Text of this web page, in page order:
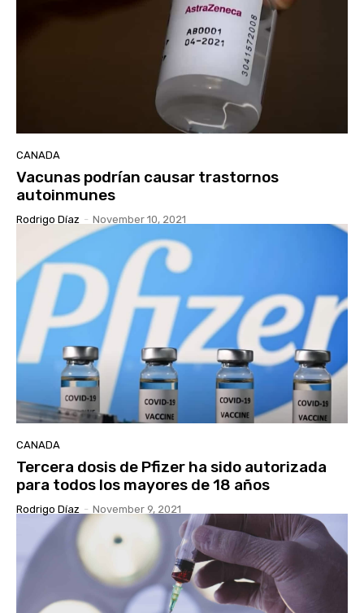
CANADA
Vacunas podrían causar trastornos
autoinmunes
Rodrigo Díaz - November 10, 2021
CANADA
Tercera dosis de Pfizer ha sido autorizada
para todos los mayores de 18 años
Rodrigo Díaz - November 9, 2021